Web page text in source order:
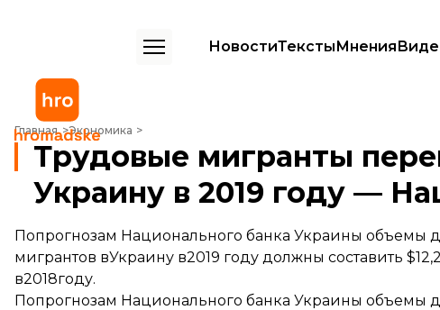
НовостиТекстыМнения
Главная Экономика
Трудовые мигранты переведут $12,6 млрд в Украину в 2019 году — Нацбанк
Трудовые мигранты
Украину в 2019 году —
Попрогнозам Национального банка Украины объемы
мигрантов вУкраину в2019 году должны составить
в2018году.
Попрогнозам Национального банка Украины объемы